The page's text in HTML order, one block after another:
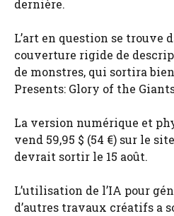
dernière.
L’art en question se trouve
couverture rigide de
de monstres, qui sortira
Presents: Glory of the
La version numérique et
vend 59,95 $ (54 €) sur le
devrait sortir le 15 août.
L’utilisation de l’IA pour
d’autres travaux créatifs a